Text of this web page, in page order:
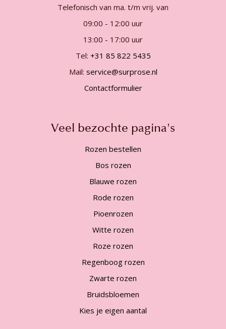
Telefonisch van ma. t/m vrij. van
09:00 - 12:00 uur
13:00 - 17:00 uur
Tel: +31 85 822 5435
Mail: service@surprose.nl
Contactformulier
Veel bezochte pagina's
Rozen bestellen
Bos rozen
Blauwe rozen
Rode rozen
Pioenrozen
Witte rozen
Roze rozen
Regenboog rozen
Zwarte rozen
Bruidsbloemen
Kies je eigen aantal